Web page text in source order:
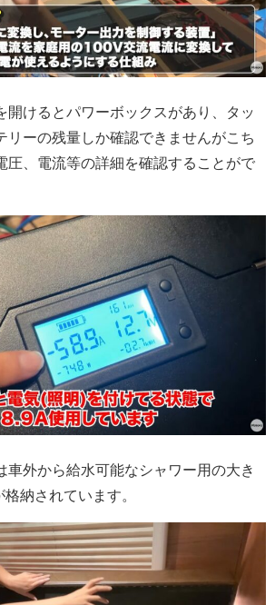
開けるとパワーボックスがあり、タッ
リーの残量しか確認できませんがこち
圧、電流等の詳細を確認することがで
車外から給水可能なシャワー用の大き
納されています。